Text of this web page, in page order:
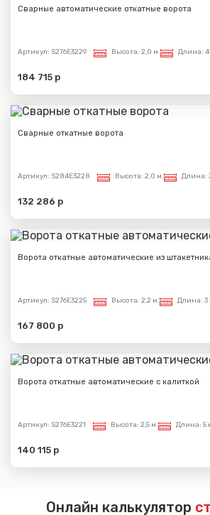
Сварные автоматические откатные ворота
Артикул: S276E3229 Высота: 2,0 м. Длина:
184 715 р
Сварные откатные ворота
Артикул: S284E3228 Высота: 2,0 м. Длина:
132 286 р
Ворота откатные автоматические из
Артикул: S276E3225 Высота: 2,2 м. Длина: 3
167 800 р
Ворота откатные автоматические с калиткой
Артикул: S276E3221 Высота: 2,5 м. Длина: 5
140 115 р
Онлайн калькулятор